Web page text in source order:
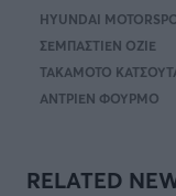
HYUNDAI
ΣΕΜΠΑΣΤΙΕΝ ΟΖΙΕ
ΤΑΚΑΜΟΤΟ
ΑΝΤΡΙΕΝ ΦΟΥΡΜΟ
RELATED